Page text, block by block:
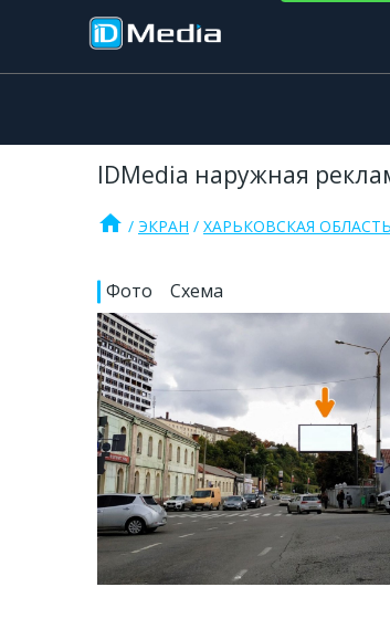
IDMedia наружная
home ЭКРАН ХАРЬКОВСКАЯ ОБЛАСТЬ
Фото Схема